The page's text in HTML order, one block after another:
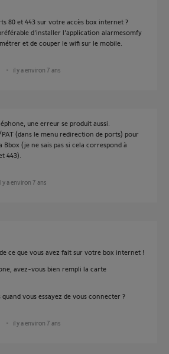
80 et 443 sur votre accès box internet ?
d'installer l'application alarmesomfy
et de couper le wifi sur le mobile.
il y a environ 7 ans
une erreur se produit aussi.
(dans le menu redirection de ports) pour
Bbox (je ne sais pas si cela correspond à
443).
il y a environ 7 ans
ce que vous avez fait sur votre box internet !
avez-vous bien rempli la carte
vous essayez de vous connecter ?
il y a environ 7 ans